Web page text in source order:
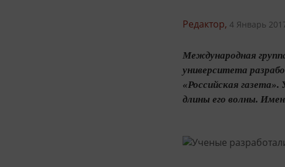
Редактор, 4 Январь
Международная
университета
«Российская
длины его волны.